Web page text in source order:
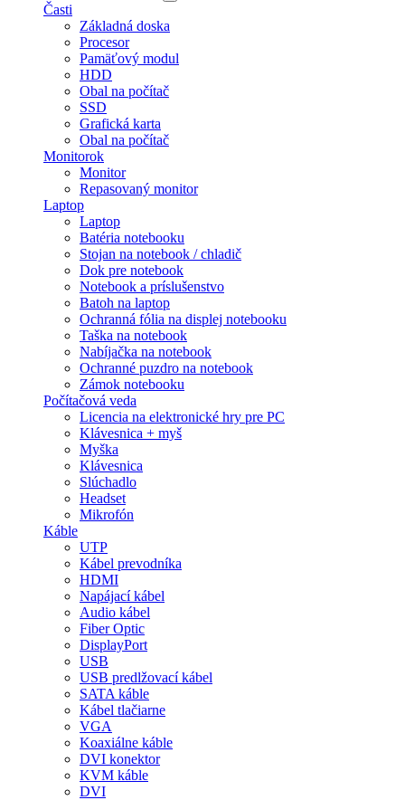
Časti
Základná doska
Procesor
Pamäťový modul
HDD
Obal na počítač
SSD
Grafická karta
Obal na počítač
Monitorok
Monitor
Repasovaný monitor
Laptop
Laptop
Batéria notebooku
Stojan na notebook / chladič
Dok pre notebook
Notebook a príslušenstvo
Batoh na laptop
Ochranná fólia na displej notebooku
Taška na notebook
Nabíjačka na notebook
Ochranné puzdro na notebook
Zámok notebooku
Počítačová veda
Licencia na elektronické hry pre PC
Klávesnica + myš
Myška
Klávesnica
Slúchadlo
Headset
Mikrofón
Káble
UTP
Kábel prevodníka
HDMI
Napájací kábel
Audio kábel
Fiber Optic
DisplayPort
USB
USB predlžovací kábel
SATA káble
Kábel tlačiarne
VGA
Koaxiálne káble
DVI konektor
KVM káble
DVI